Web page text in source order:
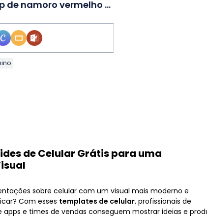
Pitch deck de app de namoro vermelho em Slides
de Celular Grátis para uma
sobre celular com um visual mais moderno e
Com esses templates de celular, profissionais de
apps e times de vendas conseguem mostrar ideias e